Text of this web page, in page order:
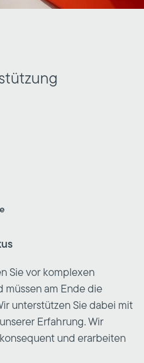
Sie vor komplexen
am Ende die
unterstützen Sie dabei mit
Erfahrung. Wir
und erarbeiten